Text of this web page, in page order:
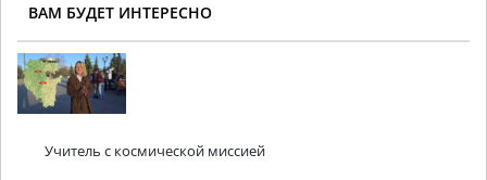
ВАМ БУДЕТ ИНТЕРЕСНО
Учитель с космической миссией